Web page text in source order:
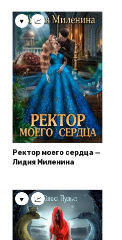
Ректор моего сердца —
Лидия Миленина